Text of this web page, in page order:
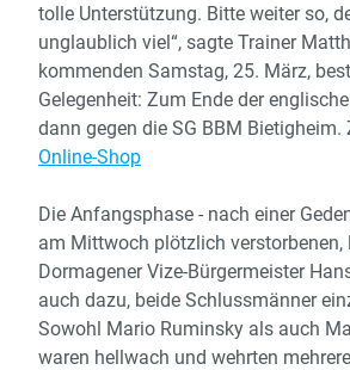
tolle Unterstützung. Bitte weiter so,
unglaublich viel“, sagte Trainer
kommenden Samstag, 25. März,
Gelegenheit: Zum Ende der
dann gegen die SG BBM Bietigheim.
Online-Shop
Die Anfangsphase - nach einer
am Mittwoch plötzlich verstorbenen,
Dormagener Vize-Bürgermeister
auch dazu, beide Schlussmänner
Sowohl Mario Ruminsky als auch
waren hellwach und wehrten